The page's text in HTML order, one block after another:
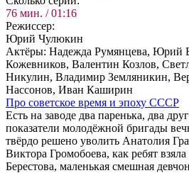
76 мин. / 01:16
Ре­жис­сер:
Юрий Чулюкин
Ак­тё­ры: Надежда Румянцева, Юрий
Кожевников, Валентин Козлов,
Никулин, Владимир Земляникин,
Нассонов, Иван Каширин
Про со­вет­ское вре­мя и эпо­ху СССР
Есть на заводе два паренька, два
показатели молодёжной бригады
твёрдо решено уволить Анатолия
Виктора Громобоева, как ребят
Берестова, маленькая смешная